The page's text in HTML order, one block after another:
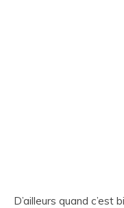
D’ailleurs quand